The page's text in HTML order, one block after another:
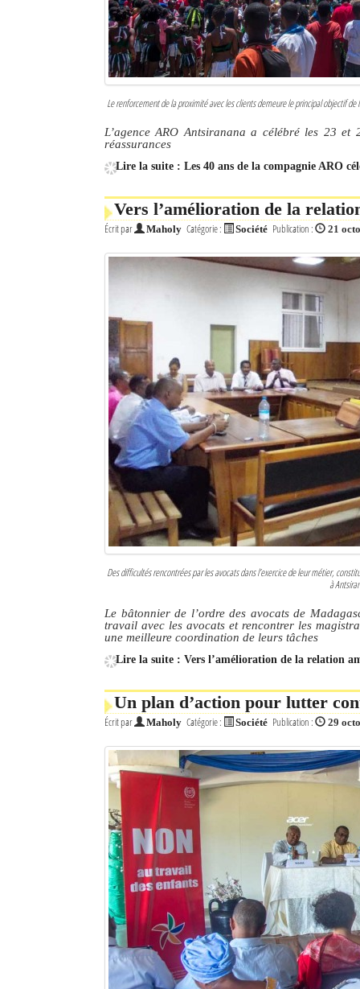
Le renforcement de la proximité avec les clients demeure le principal objectif
L’agence ARO Antsiranana a célébré les 23
réassurances
Lire la suite : Les 40 ans de la compagnie ARO
Vers l’amélioration de la
Écrit par Maholy Catégorie : Société Publication : 21
Des difficultés rencontrées par les avocats dans l’exercice de leur métier,
à
Le bâtonnier de l’ordre des avocats de
travail avec les avocats et rencontrer les
une meilleure coordination de leurs tâches
Lire la suite : Vers l’amélioration de la relation
Un plan d’action pour lutter
Écrit par Maholy Catégorie : Société Publication : 29